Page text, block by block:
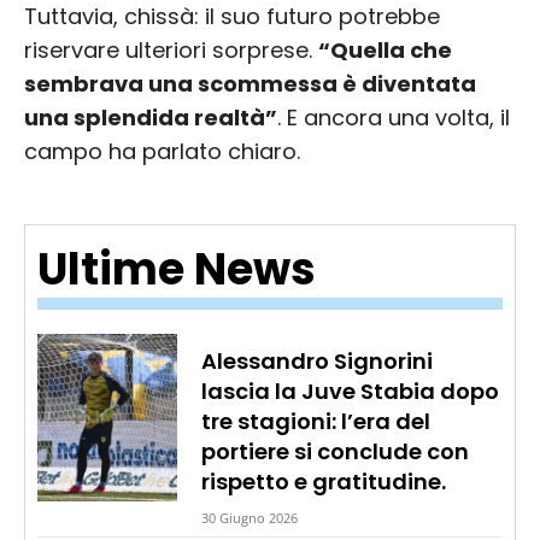
Ultime News
Alessandro Signorini
lascia la Juve Stabia dopo
tre stagioni: l’era del
portiere si conclude con
rispetto e gratitudine.
30 Giugno 2026
Tuttavia, chissà: il suo futuro potrebbe
riservare ulteriori sorprese. “Quella che
sembrava una scommessa è diventata
una splendida realtà”. E ancora una volta, il
campo ha parlato chiaro.